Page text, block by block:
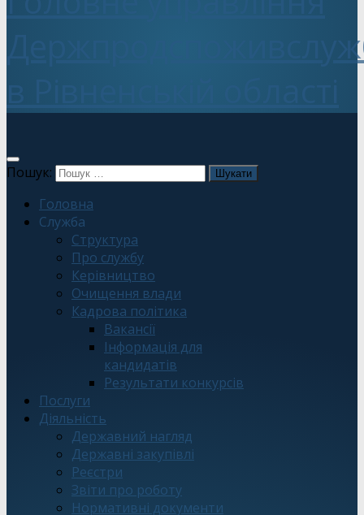
Пошук:
Головна
Служба
Структура
Про службу
Керівництво
Очищення влади
Кадрова політика
Вакансії
Інформація для
кандидатів
Результати конкурсів
Послуги
Діяльність
Державний нагляд
Державні закупівлі
Реєстри
Звіти про роботу
Нормативні документи